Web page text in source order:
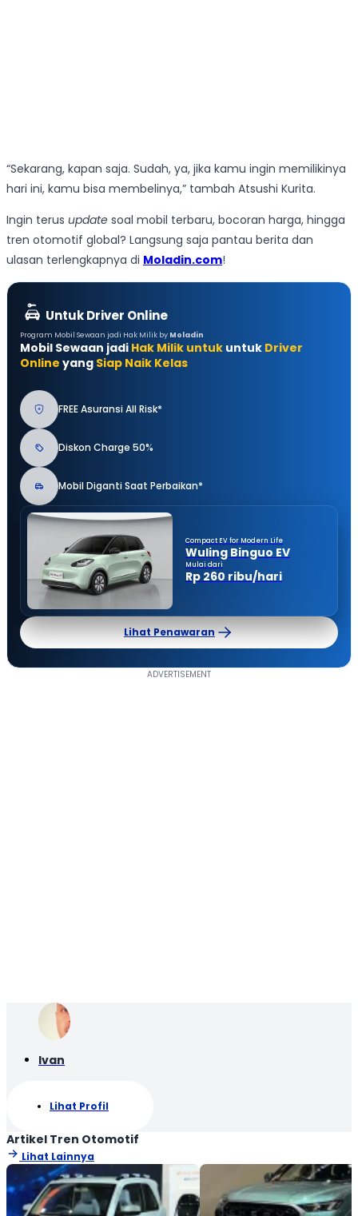
“Sekarang, kapan saja. Sudah, ya, jika kamu ingin memilikinya
hari ini, kamu bisa membelinya,” tambah Atsushi Kurita.
Ingin terus update soal mobil terbaru, bocoran harga, hingga
tren otomotif global? Langsung saja pantau berita dan
ulasan terlengkapnya di Moladin.com!
Untuk Driver Online
Program Mobil Sewaan jadi Hak Milik by Moladin
Mobil Sewaan jadi Hak Milik untuk untuk Driver
Online yang Siap Naik Kelas
FREE Asuransi All Risk*
Diskon Charge 50%
Mobil Diganti Saat Perbaikan*
Compact EV for Modern Life
Wuling Binguo EV
Mulai dari
Rp 260 ribu/hari
Lihat Penawaran
Ivan
Lihat Profil
Artikel Tren Otomotif
Lihat Lainnya